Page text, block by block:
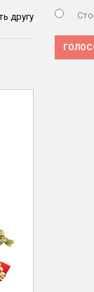
другу